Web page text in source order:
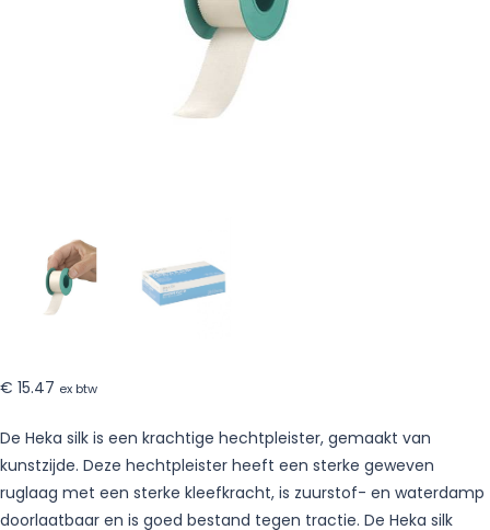
€ 15.47 ex btw
De Heka silk is een krachtige hechtpleister, gemaakt van
kunstzijde. Deze hechtpleister heeft een sterke geweven
ruglaag met een sterke kleefkracht, is zuurstof- en waterdamp
doorlaatbaar en is goed bestand tegen tractie. De Heka silk